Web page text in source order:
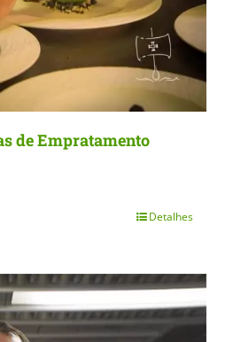
de Empratamento
Detalhes